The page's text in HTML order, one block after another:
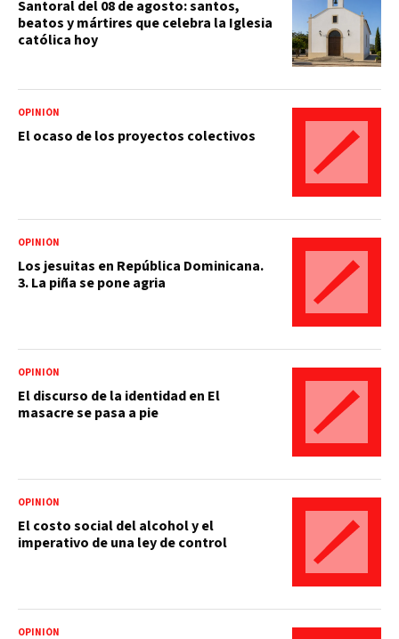
Santoral del 08 de agosto: santos,
beatos y mártires que celebra la Iglesia
católica hoy
OPINIÓN
El ocaso de los proyectos colectivos
OPINIÓN
Los jesuitas en República Dominicana.
3. La piña se pone agria
OPINIÓN
El discurso de la identidad en El
masacre se pasa a pie
OPINIÓN
El costo social del alcohol y el
imperativo de una ley de control
OPINIÓN